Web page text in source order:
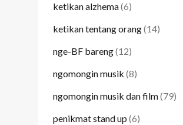
ketikan alzhema(6)
ketikan tentang orang(14)
nge-BF bareng(12)
ngomongin musik (8)
ngomongin musik dan film(79)
penikmat stand up (6)